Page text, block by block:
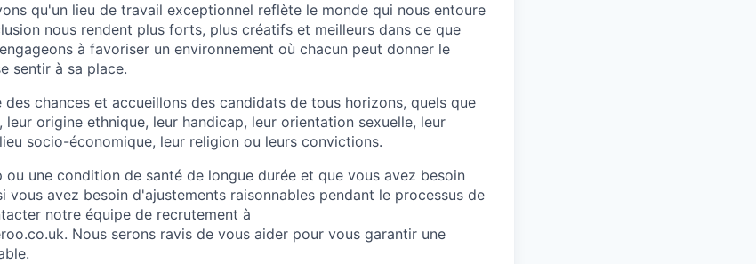
qu'un lieu de travail exceptionnel reflète le monde qui nous entoure
nous rendent plus forts, plus créatifs et meilleurs dans ce que
à favoriser un environnement où chacun peut donner le
sentir à sa place.
chances et accueillons des candidats de tous horizons, quels que
leur origine ethnique, leur handicap, leur orientation sexuelle, leur
socio-économique, leur religion ou leurs convictions.
ou une condition de santé de longue durée et que vous avez besoin
vous avez besoin d'ajustements raisonnables pendant le processus de
notre équipe de recrutement à
Nous serons ravis de vous aider pour vous garantir une